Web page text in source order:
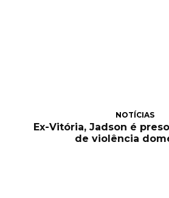
NOTÍCIAS
Ex-Vitória, Jadson é
de violência